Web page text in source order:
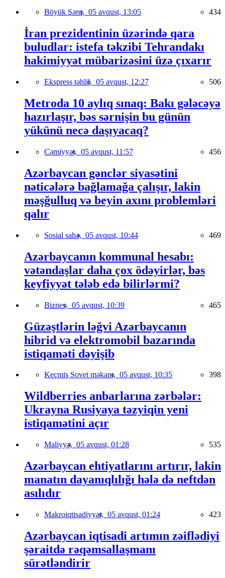
Böyük Şərq, 05 avqust, 13:05 434
İran prezidentinin üzərində qara
buludlar: istefa təkzibi Tehrandakı
hakimiyyət mübarizəsini üzə çıxarır
Ekspress təhlil, 05 avqust, 12:27 506
Metroda 10 aylıq sınaq: Bakı gələcəyə
hazırlaşır, bəs sərnişin bu günün
yükünü necə daşıyacaq?
Cəmiyyət, 05 avqust, 11:57 456
Azərbaycan gənclər siyasətini
nəticələrə bağlamağa çalışır, lakin
məşğulluq və beyin axını problemləri
qalır
Sosial sahə, 05 avqust, 10:44 469
Azərbaycanın kommunal hesabı:
vətəndaşlar daha çox ödəyirlər, bəs
keyfiyyət tələb edə bilirlərmi?
Biznes, 05 avqust, 10:39 465
Güzəştlərin ləğvi Azərbaycanın
hibrid və elektromobil bazarında
istiqaməti dəyişib
Keçmiş Sovet məkanı, 05 avqust, 10:35 398
Wildberries anbarlarına zərbələr:
Ukrayna Rusiyaya təzyiqin yeni
istiqamətini açır
Maliyyə, 05 avqust, 01:28 535
Azərbaycan ehtiyatlarını artırır, lakin
manatın dayanıqlılığı hələ də neftdən
asılıdır
Makroiqtisadiyyat, 05 avqust, 01:24 423
Azərbaycan iqtisadi artımın zəiflədiyi
şəraitdə rəqəmsallaşmanı
sürətləndirir